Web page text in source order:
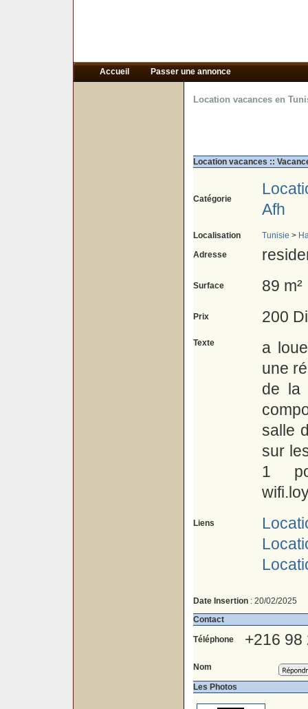
Accueil Passer une annonce
Location vacances en
Location vacances ::
Catégorie
Afh
Localisation Tunisie >
Adresse
Surface 89 m²
Prix 200
Texte
a
une
de la
salle
sur
1
Liens
Date Insertion: 20/02/2025
Contact
Téléphone +216 98
Nom
Les Photos